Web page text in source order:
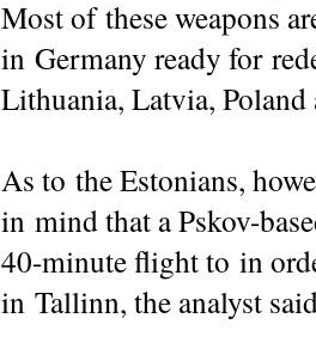
Most of these weapons
in Germany ready for
Lithuania, Latvia, Poland
As to the Estonians,
in mind that a Pskov-
40-minute flight to in
in Tallinn, the analyst